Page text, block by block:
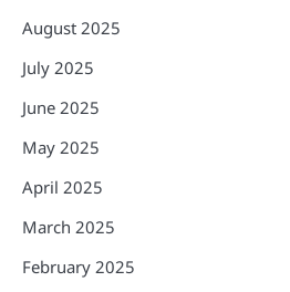
August 2025
July 2025
June 2025
May 2025
April 2025
March 2025
February 2025